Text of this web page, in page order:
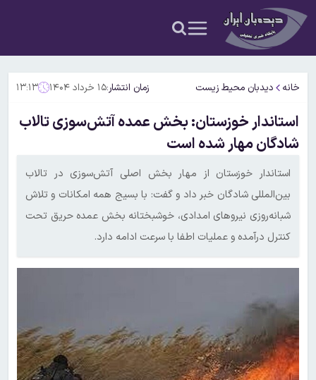
خانه دیدبان محیط زیست زمان انتشار:۱۵ خرداد ۱۴۰۴ ۱۳:۱۳
استاندار خوزستان: بخش عمده آتش‌سوزی تالاب
شادگان مهار شده است
استاندار خوزستان از مهار بخش اصلی آتش‌سوزی در تالاب
بین‌المللی شادگان خبر داد و گفت: با بسیج همه امکانات و تلاش
شبانه‌روزی نیروهای امدادی، خوشبختانه بخش عمده حریق تحت
کنترل درآمده و عملیات اطفا با سرعت ادامه دارد.